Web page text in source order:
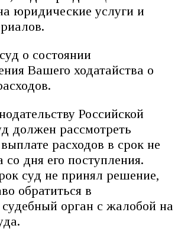
юридические услуги и
о состоянии
Вашего ходатайства о
Российской
должен рассмотреть
расходов в срок не
со дня его поступления.
суд не принял решение,
обратиться в
орган с жалобой на